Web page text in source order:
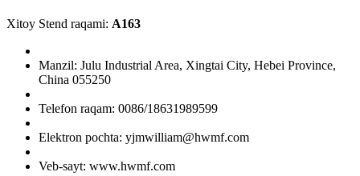
Xitoy Stend raqami: A163
Manzil: Julu Industrial Area, Xingtai City, Hebei Province,
China 055250
Telefon raqam: 0086/18631989599
Elektron pochta: yjmwilliam@hwmf.com
Veb-sayt: www.hwmf.com